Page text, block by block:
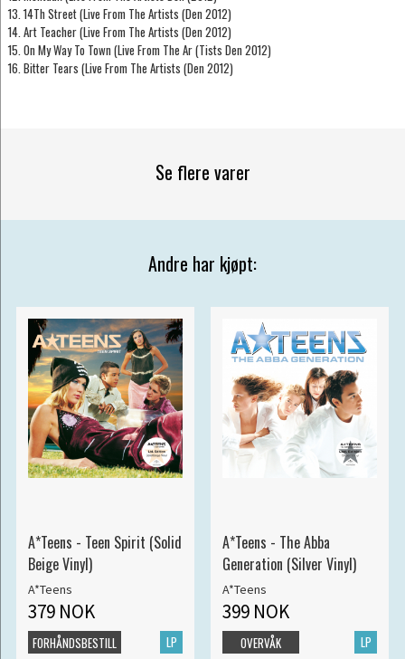
13. 14Th Street (Live From The Artists (Den 2012)
14. Art Teacher (Live From The Artists (Den 2012)
15. On My Way To Town (Live From The Ar (Tists Den 2012)
16. Bitter Tears (Live From The Artists (Den 2012)
Se flere varer
Andre har kjøpt:
A*Teens - Teen Spirit (Solid
Beige Vinyl)
A*Teens
379 NOK
LP
FORHÅNDSBESTILL
A*Teens - The Abba
Generation (Silver Vinyl)
A*Teens
399 NOK
LP
OVERVÅK